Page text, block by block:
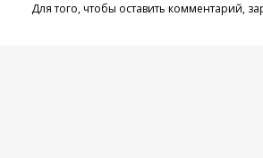
Для того, чтобы оставить комментарий,